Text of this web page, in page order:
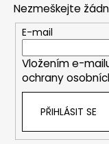
Nezmeškejte
E-mail
Vložením e-
ochrany
PŘIHLÁSIT SE